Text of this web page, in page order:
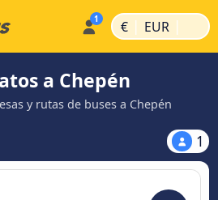
€ | EUR |
a Chepén
y rutas de buses a Chepén
1